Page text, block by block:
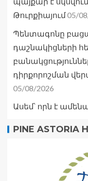
Թուրքիայում05/
Պենտագոնը
դաշնակիցների
դիրքորոշման
05/08/2026
Ասեմ՝ որն է
PINE ASTORIA